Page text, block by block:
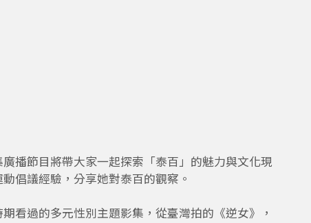
播節目將帶大家一起探索「泰百」的魅力與文化現
倡議經驗，分享她對泰百的觀察。
看過的多元性別主題影集，從臺灣拍的《逆女》，